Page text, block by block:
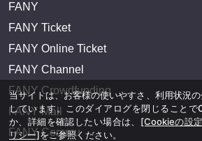
FANY
FANY Ticket
FANY Online Ticket
FANY Channel
FANY Crowdfunding
FANY Mall
FANY Commu
当サイトは、お客様の使いやすさ、利用状況
しています。このダイアログを閉じること
か、詳細を確認したい場合は、 [Cookieの設
リシー]をご参照ください。